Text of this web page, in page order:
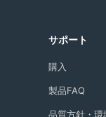
サポート
購入
製品FAQ
品質方針・環